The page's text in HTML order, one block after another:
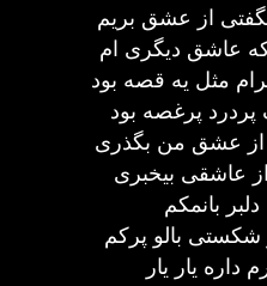
از عشق بریم
عاشق دیگری ام
مثل یه قصه بود
پرغصه بود
عشق من بگذری
عاشقی بیخبری
بانمکم
بالو پرکم
داره یار یار